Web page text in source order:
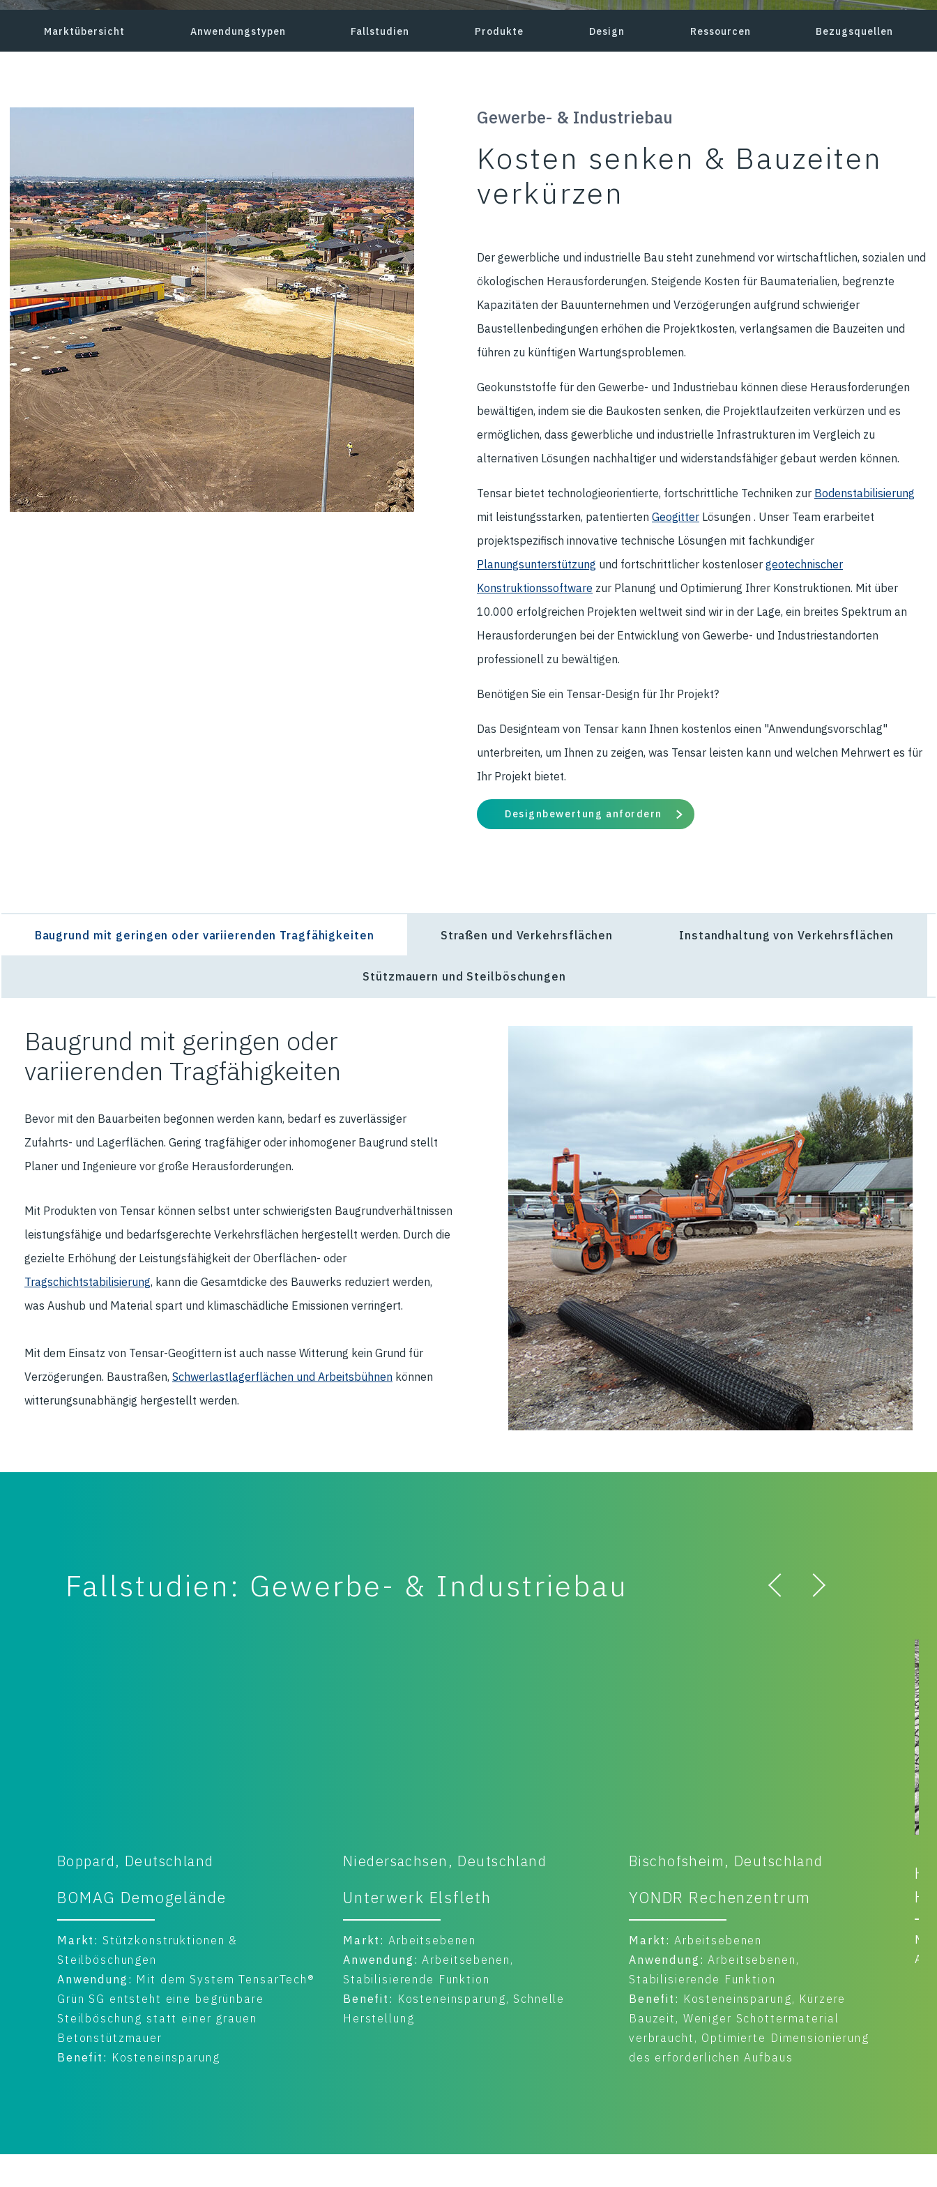
Marktübersicht Anwendungstypen Fallstudien Produkte Design Ressourcen Bezugsquellen
Gewerbe- & Industriebau
Kosten senken & Bauzeiten
verkürzen
Der gewerbliche und industrielle Bau steht zunehmend vor wirtschaftlichen, sozialen und
ökologischen Herausforderungen. Steigende Kosten für Baumaterialien, begrenzte
Kapazitäten der Bauunternehmen und Verzögerungen aufgrund schwieriger
Baustellenbedingungen erhöhen die Projektkosten, verlangsamen die Bauzeiten und
führen zu künftigen Wartungsproblemen.
Geokunststoffe für den Gewerbe- und Industriebau können diese Herausforderungen
bewältigen, indem sie die Baukosten senken, die Projektlaufzeiten verkürzen und es
ermöglichen, dass gewerbliche und industrielle Infrastrukturen im Vergleich zu
alternativen Lösungen nachhaltiger und widerstandsfähiger gebaut werden können.
Tensar bietet technologieorientierte, fortschrittliche Techniken zur Bodenstabilisierung
mit leistungsstarken, patentierten Geogitter Lösungen . Unser Team erarbeitet
projektspezifisch innovative technische Lösungen mit fachkundiger
Planungsunterstützung und fortschrittlicher kostenloser geotechnischer
Konstruktionssoftware zur Planung und Optimierung Ihrer Konstruktionen. Mit über
10.000 erfolgreichen Projekten weltweit sind wir in der Lage, ein breites Spektrum an
Herausforderungen bei der Entwicklung von Gewerbe- und Industriestandorten
professionell zu bewältigen.
Benötigen Sie ein Tensar-Design für Ihr Projekt?
Das Designteam von Tensar kann Ihnen kostenlos einen "Anwendungsvorschlag"
unterbreiten, um Ihnen zu zeigen, was Tensar leisten kann und welchen Mehrwert es für
Ihr Projekt bietet.
Designbewertung anfordern
Baugrund mit geringen oder variierenden Tragfähigkeiten Straßen und Verkehrsflächen Instandhaltung von Verkehrsflächen
Stützmauern und Steilböschungen
Baugrund mit geringen oder
variierenden Tragfähigkeiten
Bevor mit den Bauarbeiten begonnen werden kann, bedarf es zuverlässiger
Zufahrts- und Lagerflächen. Gering tragfähiger oder inhomogener Baugrund stellt
Planer und Ingenieure vor große Herausforderungen.
Mit Produkten von Tensar können selbst unter schwierigsten Baugrundverhältnissen
leistungsfähige und bedarfsgerechte Verkehrsflächen hergestellt werden. Durch die
gezielte Erhöhung der Leistungsfähigkeit der Oberflächen- oder
Tragschichtstabilisierung, kann die Gesamtdicke des Bauwerks reduziert werden,
was Aushub und Material spart und klimaschädliche Emissionen verringert.
Mit dem Einsatz von Tensar-Geogittern ist auch nasse Witterung kein Grund für
Verzögerungen. Baustraßen, Schwerlastlagerflächen und Arbeitsbühnen können
witterungsunabhängig hergestellt werden.
Fallstudien: Gewerbe- & Industriebau
Niedersachsen, Deutschland
Unterwerk Elsfleth
Markt:Arbeitsebenen
Anwendung:
Stabilisierende Funktion
Benefit:Kosteneinsparung, Schnelle
Herstellung
Bischofsheim, Deutschland
YONDR Rechenzentrum
Markt: Arbeitsebenen
Anwendung: Arbeitsebenen,
Stabilisierende Funktion
Benefit:Kosteneinsparung, Kürzere
Bauzeit, Weniger Schottermaterial
HX-AE-Modernisierung Hoesch
Hallen Krombacher
Markt: Asphalt
Anwendung: Asphalteinlagen;